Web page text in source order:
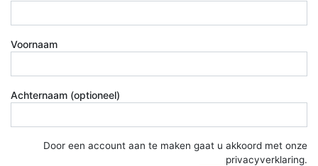
Voornaam
Achternaam (optioneel)
Door een account aan te maken gaat u akkoord met onze
privacyverklaring.